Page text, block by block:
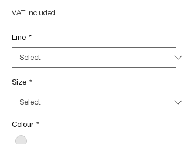
VAT Included
Line *
Size *
Colour *